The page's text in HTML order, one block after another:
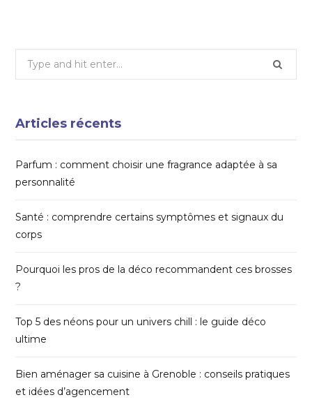
Search
Articles récents
Parfum : comment choisir une fragrance adaptée à sa
personnalité
Santé : comprendre certains symptômes et signaux du
corps
Pourquoi les pros de la déco recommandent ces brosses
?
Top 5 des néons pour un univers chill : le guide déco
ultime
Bien aménager sa cuisine à Grenoble : conseils pratiques
et idées d’agencement